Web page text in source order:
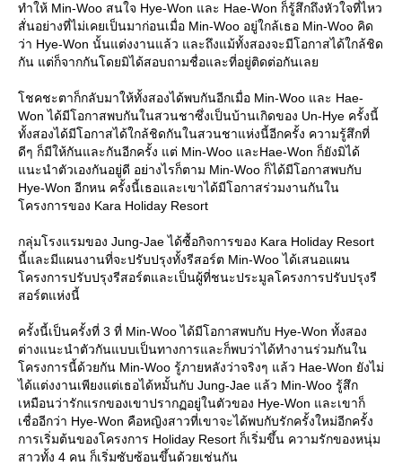
ทำให้ Min-Woo สนใจ Hye-Won และ Hae-Won ก็รู้สึกถึงหัวใจที่ไหว
สั่นอย่างที่ไม่เคยเป็นมาก่อนเมื่อ Min-Woo อยู่ใกล้เธอ Min-Woo คิด
ว่า Hye-Won นั้นแต่งงานแล้ว และถึงแม้ทั้งสองจะมีโอกาสได้ใกล้ชิด
กัน แต่ก็จากกันโดยมิได้สอบถามชื่อและที่อยู่ติดต่อกันเลย
โชคชะตาก็กลับมาให้ทั้งสองได้พบกันอีกเมื่อ Min-Woo และ Hae-
Won ได้มีโอกาสพบกันในสวนชาซึ่งเป็นบ้านเกิดของ Un-Hye ครั้งนี้
ทั้งสองได้มีโอกาสได้ใกล้ชิดกันในสวนชาแห่งนี้อีกครั้ง ความรู้สึกที่
ดีๆ ก็มีให้กันและกันอีกครั้ง แต่ Min-Woo และHae-Won ก็ยังมิได้
แนะนำตัวเองกันอยู่ดี อย่างไรก็ตาม Min-Woo ก็ได้มีโอกาสพบกับ
Hye-Won อีกหน ครั้งนี้เธอและเขาได้มีโอกาสร่วมงานกันใน
โครงการของ Kara Holiday Resort
กลุ่มโรงแรมของ Jung-Jae ได้ซื้อกิจการของ Kara Holiday Resort
นี้และมีแผนงานที่จะปรับปรุงทั้งรีสอร์ต Min-Woo ได้เสนอแผน
โครงการปรับปรุงรีสอร์ตและเป็นผู้ที่ชนะประมูลโครงการปรับปรุงรี
สอร์ตแห่งนี้
ครั้งนี้เป็นครั้งที่ 3 ที่ Min-Woo ได้มีโอกาสพบกับ Hye-Won ทั้งสอง
ต่างแนะนำตัวกันแบบเป็นทางการและก็พบว่าได้ทำงานร่วมกันใน
โครงการนี้ด้วยกัน Min-Woo รู้ภายหลังว่าจริงๆ แล้ว Hae-Won ยังไม่
ได้แต่งงานเพียงแต่เธอได้หมั้นกับ Jung-Jae แล้ว Min-Woo รู้สึก
เหมือนว่ารักแรกของเขาปรากฏอยู่ในตัวของ Hye-Won และเขาก็
เชื่ออีกว่า Hye-Won คือหญิงสาวที่เขาจะได้พบกับรักครั้งใหม่อีกครั้ง
การเริ่มต้นของโครงการ Holiday Resort ก็เริ่มขึ้น ความรักของหนุ่ม
สาวทั้ง 4 คน ก็เริ่มซับซ้อนขึ้นด้วยเช่นกัน